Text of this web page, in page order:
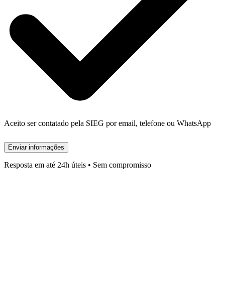
Aceito ser contatado pela SIEG por email, telefone ou WhatsApp
Enviar informações
Resposta em até 24h úteis • Sem compromisso